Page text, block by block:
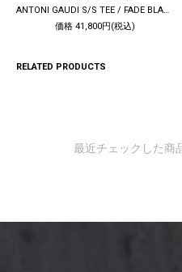
ANTONI GAUDI S/S TEE / FADE BLACK
価格 41,800円(税込)
RELATED PRODUCTS
最近チェックした商